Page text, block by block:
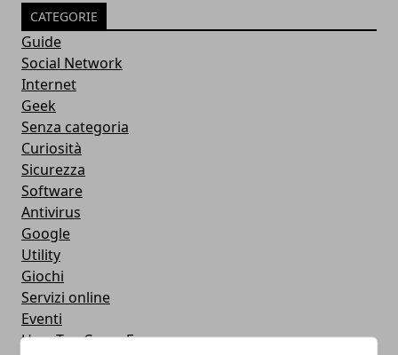
CATEGORIE
Guide
Social Network
Internet
Geek
Senza categoria
Curiosità
Sicurezza
Software
Antivirus
Google
Utility
Giochi
Servizi online
Eventi
How To - Come Fare